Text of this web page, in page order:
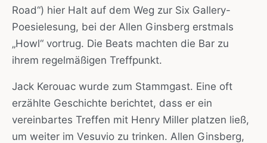
Road“) hier Halt auf dem Weg zur Six Gallery-
Poesielesung, bei der Allen Ginsberg erstmals
„Howl“ vortrug. Die Beats machten die Bar zu
ihrem regelmäßigen Treffpunkt.
Jack Kerouac wurde zum Stammgast. Eine oft
erzählte Geschichte berichtet, dass er ein
vereinbartes Treffen mit Henry Miller platzen ließ,
um weiter im Vesuvio zu trinken. Allen Ginsberg,